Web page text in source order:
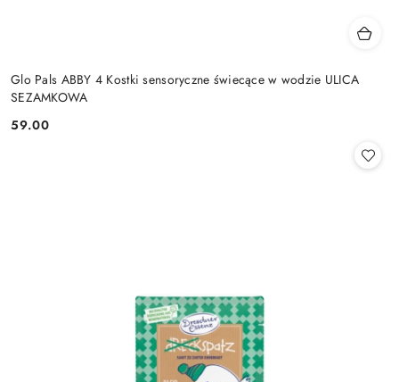
Glo Pals ABBY 4 Kostki sensoryczne świecące w wodzie ULICA
SEZAMKOWA
Cena:
59.00